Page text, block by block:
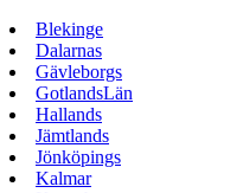
Blekinge
Dalarnas
Gävleborgs
GotlandsLän
Hallands
Jämtlands
Jönköpings
Kalmar